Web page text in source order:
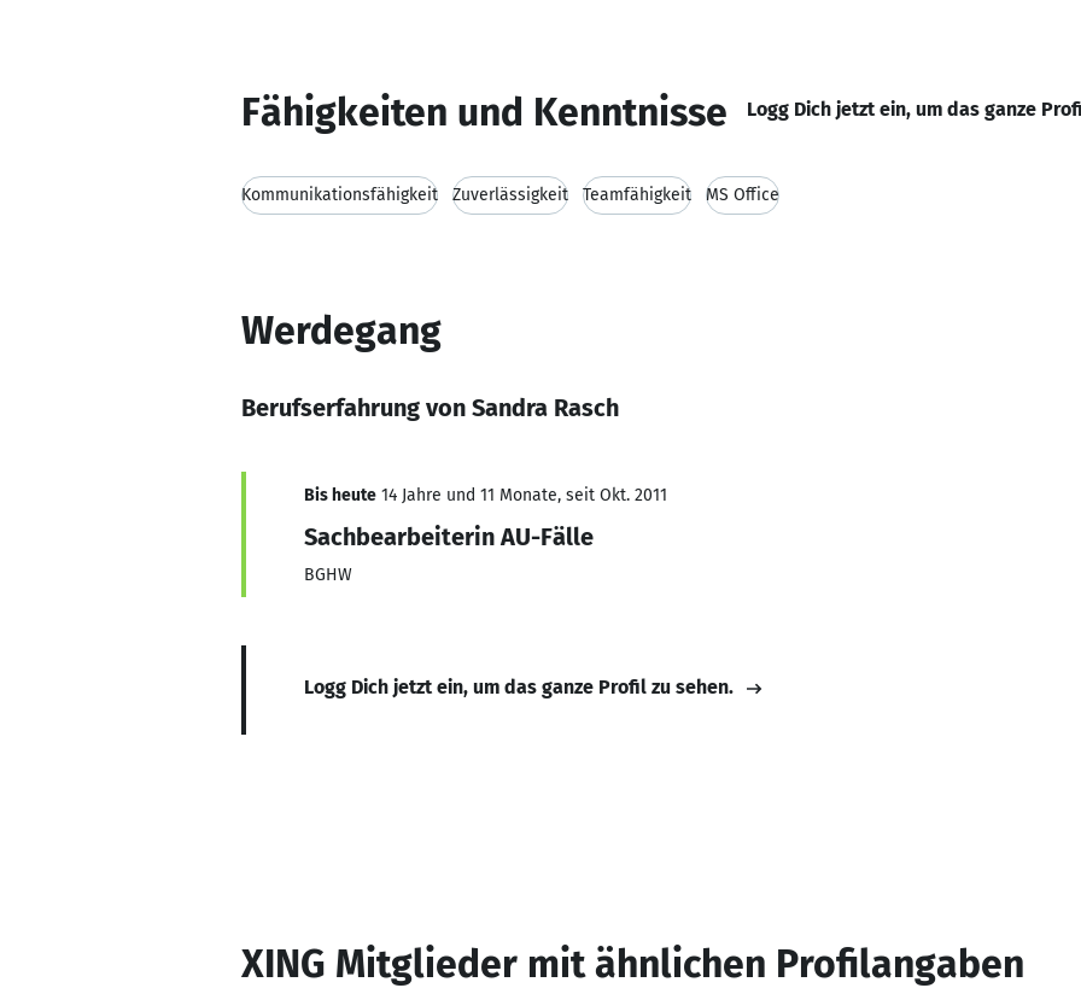
Fähigkeiten und Kenntnisse Logg Dich jetzt ein, um das ganze
Kommunikationsfähigkeit Zuverlässigkeit Teamfähigkeit MS Office
Werdegang
Berufserfahrung von Sandra Rasch
Bis heute 14 Jahre und 11 Monate, seit Okt. 2011
Sachbearbeiterin AU-Fälle
BGHW
Logg Dich jetzt ein, um das ganze Profil zu sehen.
XING Mitglieder mit ähnlichen Profilangaben